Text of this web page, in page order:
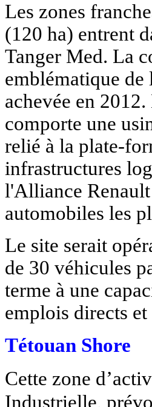
Les zones
(120 ha) entrent
Tanger Med. La
emblématique de
achevée en
comporte une
relié à la plate-
infrastructures
l'Alliance
automobiles les
Le site serait
de 30 véhicules
terme à une
emplois directs
Tétouan Shore
Cette zone
Industrielle,